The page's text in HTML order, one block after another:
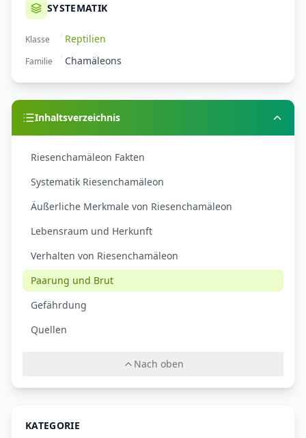
SYSTEMATIK
Klasse Reptilien
Familie Chamäleons
Inhaltsverzeichnis
Riesenchamäleon Fakten
Systematik Riesenchamäleon
Äußerliche Merkmale von Riesenchamäleon
Lebensraum und Herkunft
Verhalten von Riesenchamäleon
Paarung und Brut
Gefährdung
Quellen
Nach oben
KATEGORIE